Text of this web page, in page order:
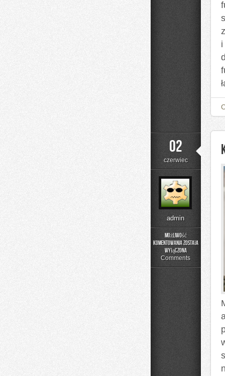
i
02
czerwiec
admin
Możliwość
komentowania
materiały
została
wyłączona
Comments